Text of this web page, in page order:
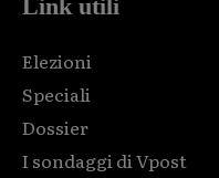
Link utili
Elezioni
Speciali
Dossier
I sondaggi di Vpost